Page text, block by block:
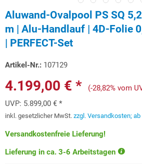
Aluwand-Ovalpool PS SQ
m | Alu-Handlauf | 4D-Folie
| PERFECT-Set
Artikel-Nr.: 107129
4.199,00 € *
(-28,82% vom
UVP: 5.899,00 € *
inkl. gesetzlicher MwSt. zzgl. Versandkosten;
Versandkostenfreie Lieferung!
Lieferung in ca. 3-6 Arbeitstagen